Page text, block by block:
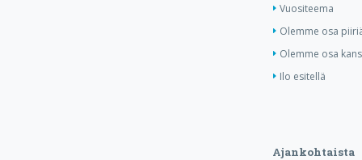
Vuositeema
Olemme osa
Olemme osa
Ilo esitellä
Ajankohtaista